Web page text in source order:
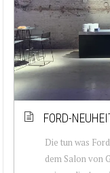
FORD-
Die tun was
dem Salon von